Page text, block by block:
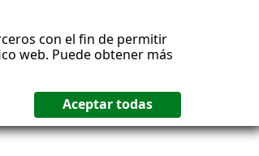
con el fin de permitir
web. Puede obtener más